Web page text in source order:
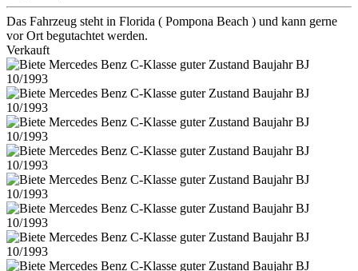
Das Fahrzeug steht in Florida ( Pompona Beach ) und kann gerne
vor Ort begutachtet werden.
Verkauft